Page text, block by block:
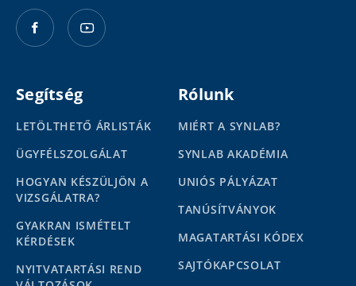
Segítség
LETÖLTHETŐ ÁRLISTÁK
ÜGYFÉLSZOLGÁLAT
HOGYAN KÉSZÜLJÖN A
VIZSGÁLATRA?
GYAKRAN ISMÉTELT
KÉRDÉSEK
NYITVATARTÁSI REND
Rólunk
MIÉRT A SYNLAB?
SYNLAB AKADÉMIA
UNIÓS PÁLYÁZAT
TANÚSÍTVÁNYOK
MAGATARTÁSI KÓDEX
SAJTÓKAPCSOLAT